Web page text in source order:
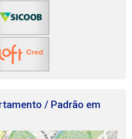
/ Padrão em